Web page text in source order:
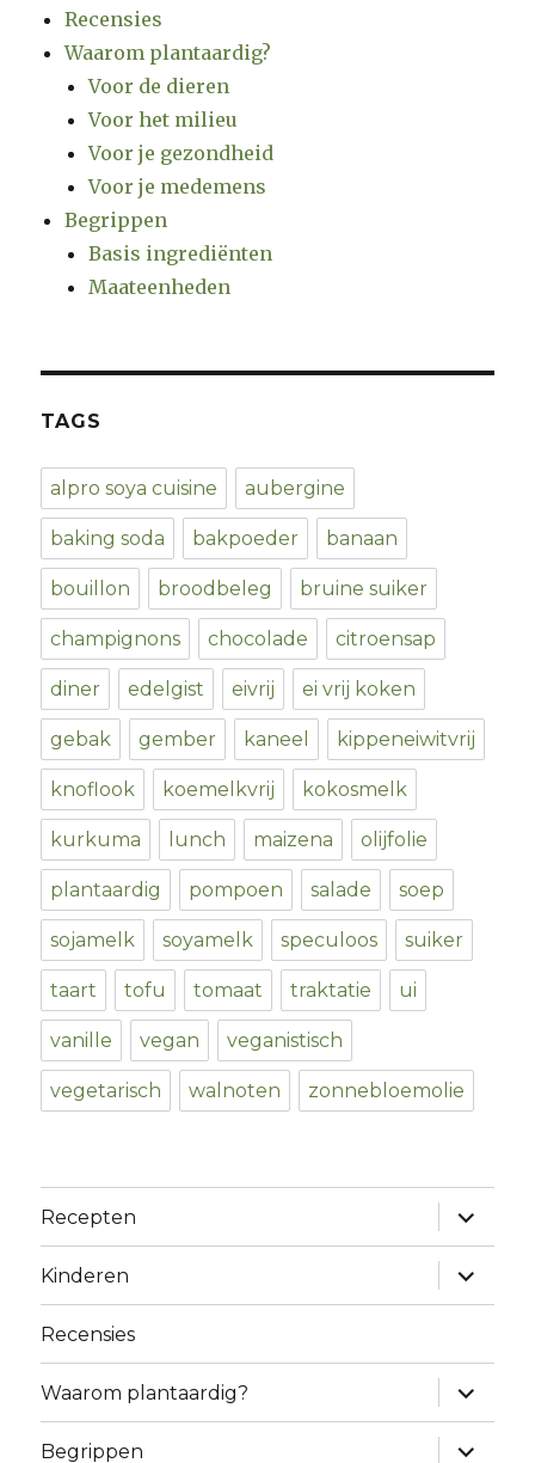
Recensies
Waarom plantaardig?
Voor de dieren
Voor het milieu
Voor je gezondheid
Voor je medemens
Begrippen
Basis ingrediënten
Maateenheden
TAGS
alpro soya cuisine aubergine
baking soda bakpoeder banaan
bouillon broodbeleg bruine suiker
champignons chocolade citroensap
diner edelgist eivrij ei vrij koken
gebak gember kaneel kippeneiwitvrij
knoflook koemelkvrij kokosmelk
kurkuma lunch maizena olijfolie
plantaardig pompoen salade soep
sojamelk soyamelk speculoos suiker
taart tofu tomaat traktatie ui
vanille vegan veganistisch
vegetarisch walnoten zonnebloemolie
Recepten
expand
child
menu
Kinderen
expand
child
menu
Recensies
Waarom plantaardig?
expand
child
menu
Begrippen
expand